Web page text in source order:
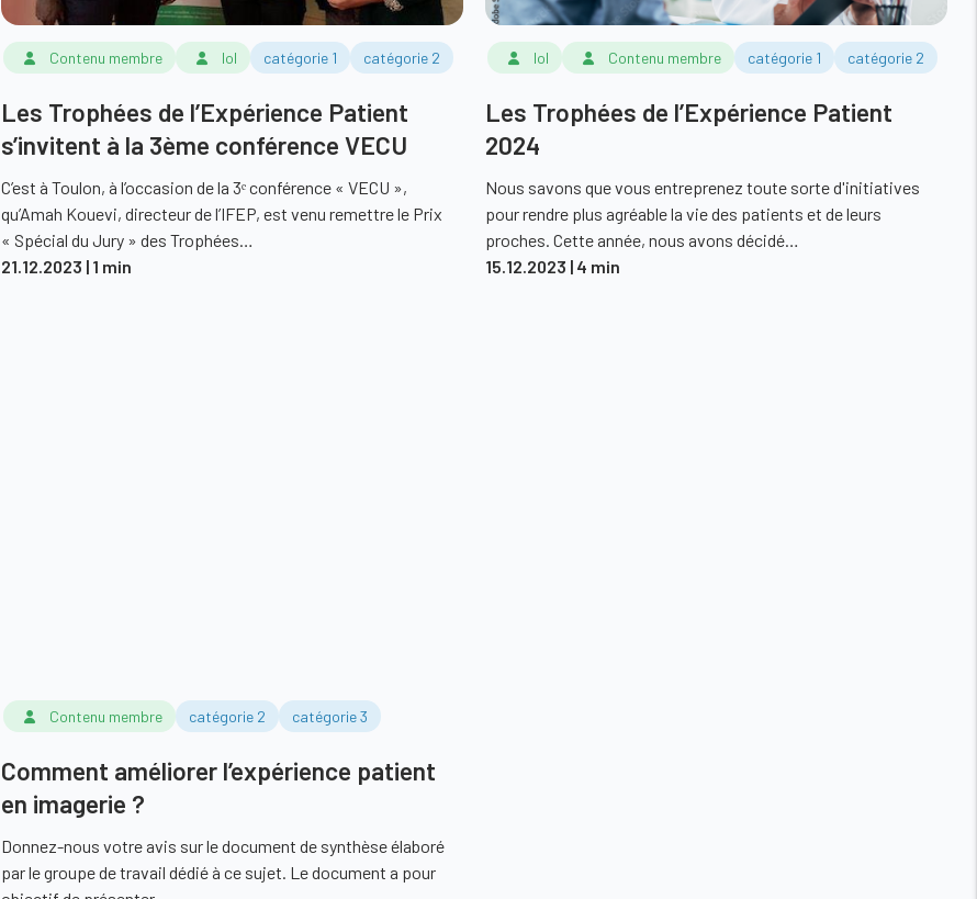
Contenu membre lol catégorie 1 catégorie 2
Les Trophées de l’Expérience Patient
s’invitent à la 3ème conférence VECU
C’est à Toulon, à l’occasion de la 3ᵉ conférence « VECU »,
qu’Amah Kouevi, directeur de l’IFEP, est venu remettre le Prix
« Spécial du Jury » des Trophées…
21.12.2023 | 1 min
lol Contenu membre catégorie 1 catégorie 2
Les Trophées de l’Expérience Patient
2024
Nous savons que vous entreprenez toute sorte d'initiatives
pour rendre plus agréable la vie des patients et de leurs
proches. Cette année, nous avons décidé…
15.12.2023 | 4 min
Contenu membre catégorie 2 catégorie 3
Comment améliorer l’expérience patient
en imagerie ?
Donnez-nous votre avis sur le document de synthèse élaboré
par le groupe de travail dédié à ce sujet. Le document a pour